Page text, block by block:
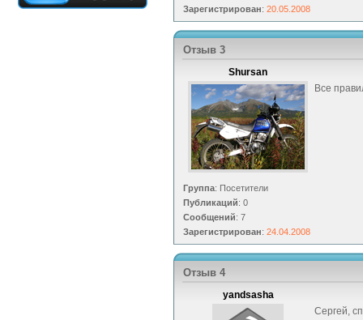
Зарегистрирован: 20.05.2008
Отзыв 3
Shursan
Группа: Посетители
Публикаций: 0
Сообщений: 7
Зарегистрирован: 24.04.2008
Все
Отзыв 4
yandsasha
Сергей,